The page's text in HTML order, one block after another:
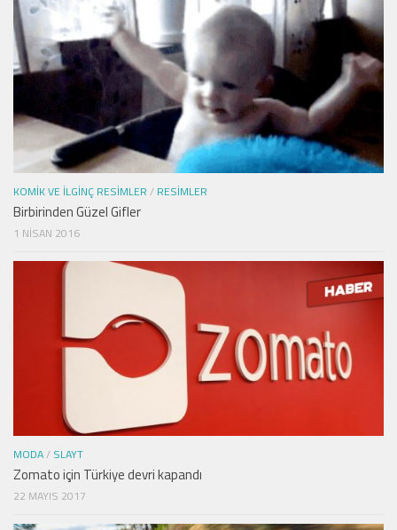
KOMIK VE İLGINÇ RESIMLER / RESIMLER
Birbirinden Güzel Gifler
1 NISAN 2016
MODA/ SLAYT
Zomato için Türkiye devri kapandı
22 MAYIS 2017